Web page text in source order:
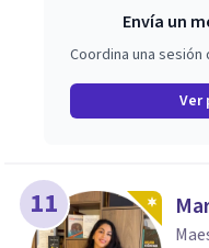
Envía un
Coordina una
Ver
11